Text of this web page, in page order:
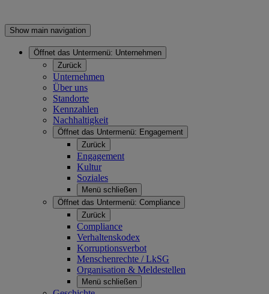
Show main navigation
Öffnet das Untermenü: Unternehmen
Zurück
Unternehmen
Über uns
Standorte
Kennzahlen
Nachhaltigkeit
Öffnet das Untermenü: Engagement
Zurück
Engagement
Kultur
Soziales
Menü schließen
Öffnet das Untermenü: Compliance
Zurück
Compliance
Verhaltenskodex
Korruptionsverbot
Menschenrechte / LkSG
Organisation & Meldestellen
Menü schließen